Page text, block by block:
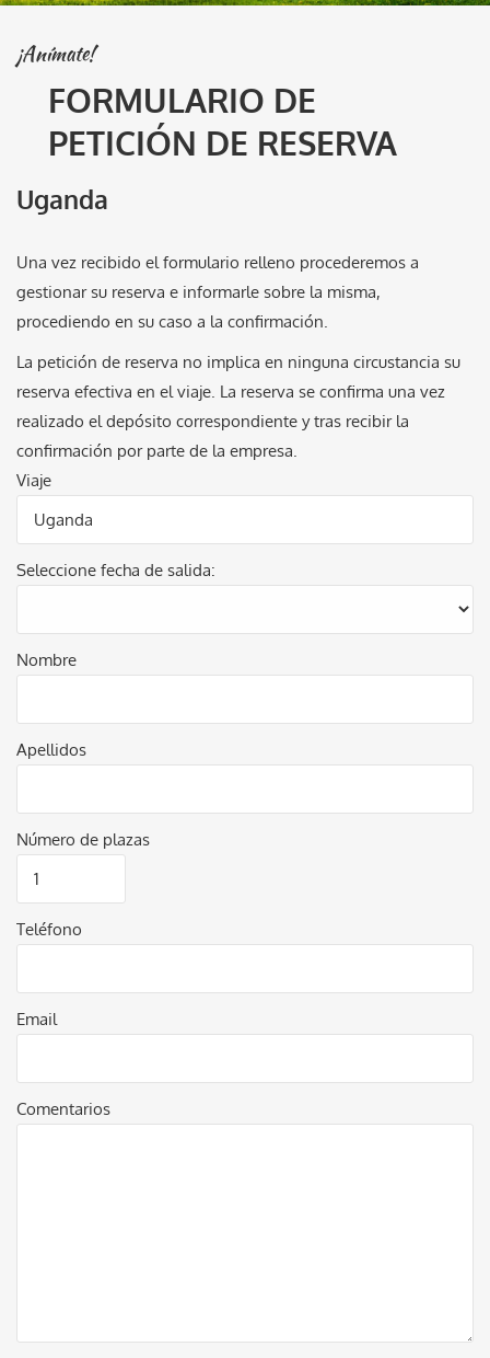
¡Anímate!
FORMULARIO DE
PETICIÓN DE RESERVA
Uganda
Una vez recibido el formulario relleno procederemos a
gestionar su reserva e informarle sobre la misma,
procediendo en su caso a la confirmación.
La petición de reserva no implica en ninguna circustancia su
reserva efectiva en el viaje. La reserva se confirma una vez
realizado el depósito correspondiente y tras recibir la
confirmación por parte de la empresa.
Viaje
Seleccione fecha de salida:
Nombre
Apellidos
Número de plazas
Teléfono
Email
Comentarios